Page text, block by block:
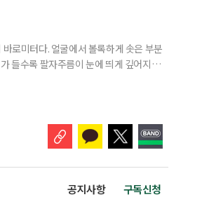
는 노인일자리 사업의 참여 규모와 활동
로미터다. 얼굴에서 볼록하게 솟은 부분
들수록 팔자주름이 눈에 띄게 깊어지는
공지사항 구독신청